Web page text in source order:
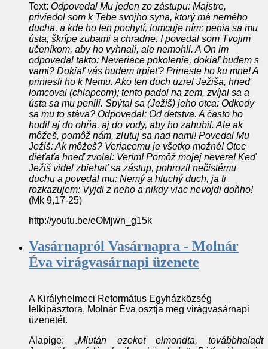
Text: Odpovedal Mu jeden zo zástupu: Majstre,
priviedol som k Tebe svojho syna, ktorý má nemého
ducha, a kde ho len pochytí, lomcuje ním; penia sa mu
ústa, škrípe zubami a chradne. I povedal som Tvojim
učeníkom, aby ho vyhnali, ale nemohli. A On im
odpovedal takto: Neveriace pokolenie, dokiaľ budem s
vami? Dokiaľ vás budem trpieť? Prineste ho ku mne! A
priniesli ho k Nemu. Ako ten duch uzrel Ježiša, hneď
lomcoval (chlapcom); tento padol na zem, zvíjal sa a
ústa sa mu penili. Spýtal sa (Ježiš) jeho otca: Odkedy
sa mu to stáva? Odpovedal: Od detstva. A často ho
hodil aj do ohňa, aj do vody, aby ho zahubil. Ale ak
môžeš, pomôž nám, zľutuj sa nad nami! Povedal Mu
Ježiš: Ak môžeš? Veriacemu je všetko možné! Otec
dieťaťa hneď zvolal: Verím! Pomôž mojej nevere! Keď
Ježiš videl zbiehať sa zástup, pohrozil nečistému
duchu a povedal mu: Nemý a hluchý duch, ja ti
rozkazujem: Vyjdi z neho a nikdy viac nevojdi doňho!
(Mk 9,17-25)
http://youtu.be/eOMjwn_g15k
Vasárnapról Vasárnapra - Molnár
Éva virágvasárnapi üzenete
A Királyhelmeci Református Egyházközség
lelkipásztora, Molnár Éva osztja meg virágvasárnapi
üzenetét.
Alapige: „Miután ezeket elmondta, továbbhaladt